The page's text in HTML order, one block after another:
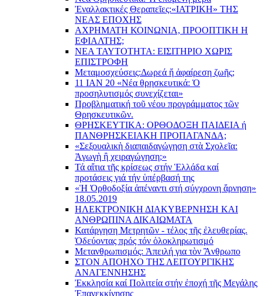
Ἐναλλακτικές Θεραπεῖες:«ΙΑΤΡΙΚΗ» ΤΗΣ
ΝΕΑΣ ΕΠΟΧΗΣ
ΑΧΡΗΜΑΤΗ ΚΟΙΝΩΝΙΑ, ΠΡΟΟΠΤΙΚΗ Η
ΕΦΙΑΛΤΗΣ;
ΝΕΑ ΤΑΥΤΟΤΗΤΑ: ΕΙΣΙΤΗΡΙΟ ΧΩΡΙΣ
ΕΠΙΣΤΡΟΦΗ
Μεταμοσχεύσεις:Δωρεά ἤ ἀφαίρεση ζωῆς;
11 ΙΑΝ 20 «Νέα θρησκευτικά: Ὁ
προσηλυτισμός συνεχίζεται»
Προβληματική τοῦ νέου προγράμματος τῶν
Θρησκευτικῶν.
ΘΡΗΣΚΕΥΤΙΚΑ: ΟΡΘΟΔΟΞΗ ΠΑΙΔΕΙΑ ή
ΠΑΝΘΡΗΣΚΕΙΑΚΗ ΠΡΟΠΑΓΑΝΔΑ;
«Σεξουαλικὴ διαπαιδαγώγηση στὰ Σχολεῖα:
Ἀγωγὴ ἢ χειραγώγηση;»
Τά αἴτια τῆς κρίσεως στήν Ἑλλάδα καί
προτάσεις γιά τήν ὑπέρβασή της
«Ἡ Ὀρθοδοξία ἀπέναντι στή σύγχρονη ἄρνηση»
18.05.2019
ΗΛΕΚΤΡΟΝΙΚΗ ΔΙΑΚΥΒΕΡΝΗΣΗ ΚΑΙ
ΑΝΘΡΩΠΙΝΑ ΔΙΚΑΙΩΜΑΤΑ
Κατάργηση Μετρητῶν - τέλος τῆς ἐλευθερίας.
Ὁδεύοντας πρός τόν ὁλοκληρωτισμό
Μετανθρωπισμός: Ἀπειλή για τὸν Ἂνθρωπο
ΣΤΟΝ ΑΠΟΗΧΟ ΤΗΣ ΛΕΙΤΟΥΡΓΙΚΗΣ
ΑΝΑΓΕΝΝΗΣΗΣ
Ἐκκλησία καί Πολιτεία στήν ἐποχή τῆς Μεγάλης
Ἐπανεκκίνησης